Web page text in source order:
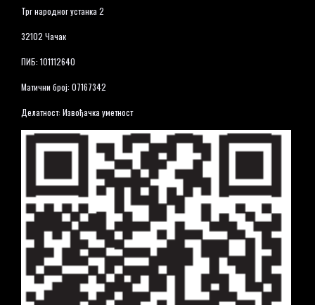
Трг народног устанка 2
32102 Чачак
ПИБ: 101112640
Матични број: 07167342
Делатност: Извођачка уметност